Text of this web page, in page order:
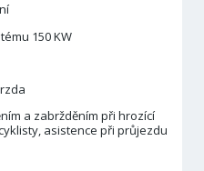
150 KW
a zabržděním při hrozící
asistence při průjezdu